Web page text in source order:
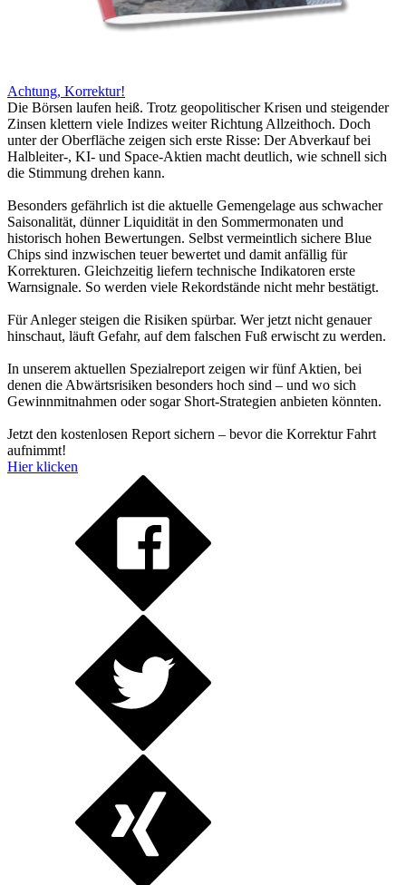
Achtung, Korrektur!
Die Börsen laufen heiß. Trotz geopolitischer Krisen und steigender
Zinsen klettern viele Indizes weiter Richtung Allzeithoch. Doch
unter der Oberfläche zeigen sich erste Risse: Der Abverkauf bei
Halbleiter-, KI- und Space-Aktien macht deutlich, wie schnell sich
die Stimmung drehen kann.
Besonders gefährlich ist die aktuelle Gemengelage aus schwacher
Saisonalität, dünner Liquidität in den Sommermonaten und
historisch hohen Bewertungen. Selbst vermeintlich sichere Blue
Chips sind inzwischen teuer bewertet und damit anfällig für
Korrekturen. Gleichzeitig liefern technische Indikatoren erste
Warnsignale. So werden viele Rekordstände nicht mehr bestätigt.
Für Anleger steigen die Risiken spürbar. Wer jetzt nicht genauer
hinschaut, läuft Gefahr, auf dem falschen Fuß erwischt zu werden.
In unserem aktuellen Spezialreport zeigen wir fünf Aktien, bei
denen die Abwärtsrisiken besonders hoch sind – und wo sich
Gewinnmitnahmen oder sogar Short-Strategien anbieten könnten.
Jetzt den kostenlosen Report sichern – bevor die Korrektur Fahrt
aufnimmt!
Hier klicken